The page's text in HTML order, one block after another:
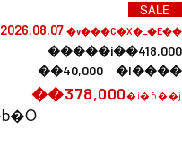
SALE
2026.08.07 �v���C�X�_�E��
�����i��418,000
��40,000 �l����
��378,000�i�ō��j